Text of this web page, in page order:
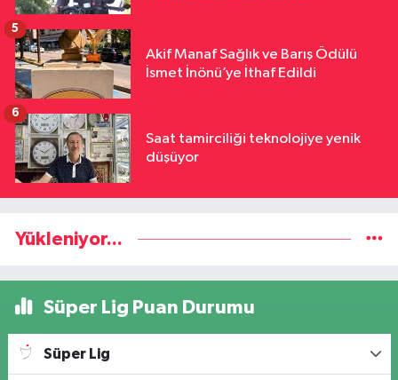
Akif Manaf Sağlık ve Barış Ödülü
İsmet İnönü’ye İthaf Edildi
5
Saat tamirciliği teknolojiye yenik
düşüyor
6
Yükleniyor...
Süper Lig Puan Durumu
Süper Lig